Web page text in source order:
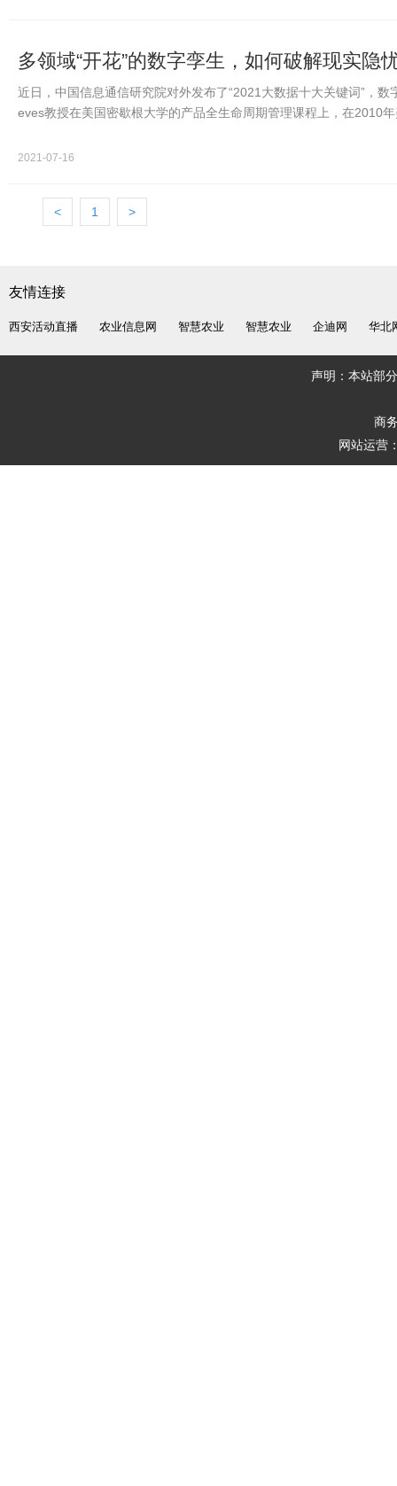
多领域“开花”的数字孪生，如何破解现实隐
近日，中国信息通信研究院对外发布了“2021大数据十大关键词”，
eves教授在美国密歇根大学的产品全生命周期管理课程上，在2010
2021-07-16
< 1 >
友情连接
西安活动直播 农业信息网 智慧农业 智慧农业 企迪网 华北
声明：本站部
商
网站运营